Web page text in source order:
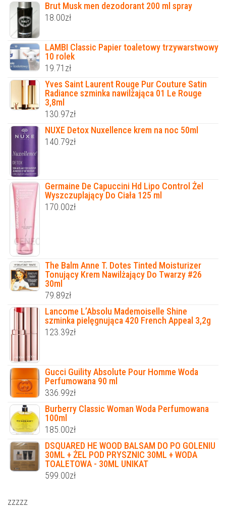
Brut Musk men dezodorant 200 ml spray
18.00zł
LAMBI Classic Papier toaletowy trzywarstwowy
10 rolek
19.71 zł
Yves Saint Laurent Rouge Pur Couture Satin
Radiance szminka nawilżająca 01 Le Rouge
3,8ml
130.97zł
NUXE Detox Nuxellence krem na noc 50ml
140.79zł
Germaine De Capuccini Hd Lipo Control Żel
Wyszczuplający Do Ciała 125 ml
170.00zł
The Balm Anne T. Dotes Tinted Moisturizer
Tonujący Krem Nawilżający Do Twarzy #26
30ml
79.89zł
Lancome L’Absolu Mademoiselle Shine
szminka pielęgnująca 420 French Appeal 3,2g
123.39zł
Gucci Guility Absolute Pour Homme Woda
Perfumowana 90 ml
336.99zł
Burberry Classic Woman Woda Perfumowana
100ml
185.00zł
DSQUARED HE WOOD BALSAM DO PO GOLENIU
30ML + ŻEL POD PRYSZNIC 30ML + WODA
TOALETOWA - 30ML UNIKAT
599.00zł
zzzzz